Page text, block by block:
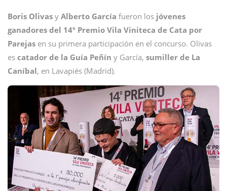
Boris Olivas y Alberto García fueron los jóvenes
ganadores del 14º Premio Vila Viniteca de Cata por
Parejas en su primera participación en el concurso. Olivas
es catador de la Guía Peñín y García, sumiller de La
Caníbal, en Lavapiés (Madrid).